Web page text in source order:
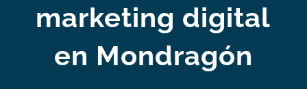
marketing digital
en Mondragón